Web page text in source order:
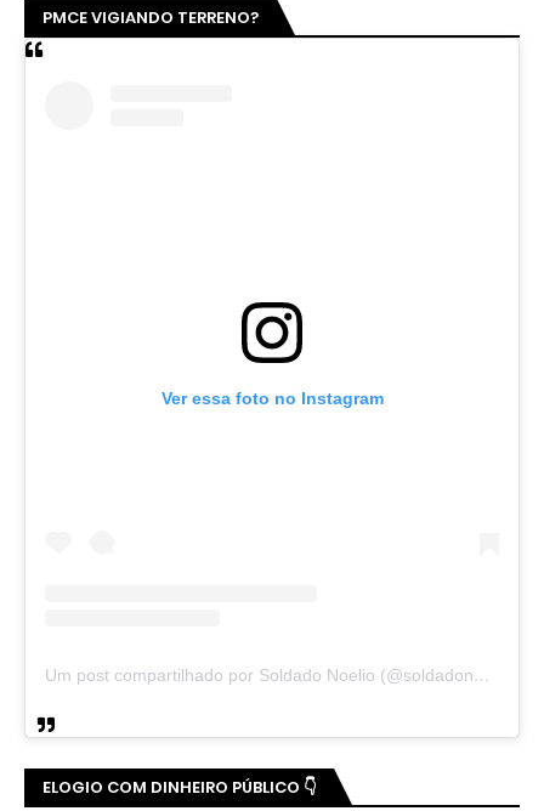
PMCE VIGIANDO TERRENO?
Ver essa foto no Instagram
Um post compartilhado por Soldado Noelio (@soldadonoelio)
ELOGIO COM DINHEIRO PÚBLICO 👇